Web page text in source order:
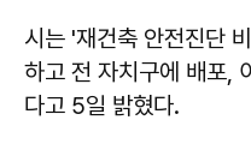
시는 '재건축 안전진단
하고 전 자치구에 배포,
다고 5일 밝혔다.